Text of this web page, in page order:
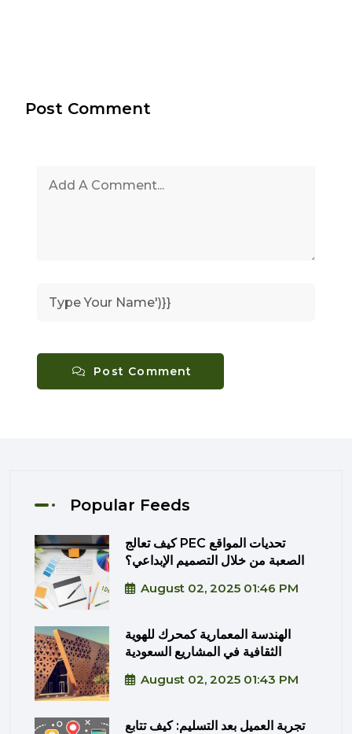
Post Comment
Post Comment
Popular Feeds
كيف تعالج PEC تحديات المواقع
الصعبة من خلال التصميم الإبداعي؟
August 02, 2025 01:46 PM
الهندسة المعمارية كمحرك للهوية
الثقافية في المشاريع السعودية
August 02, 2025 01:43 PM
تجربة العميل بعد التسليم: كيف تتابع